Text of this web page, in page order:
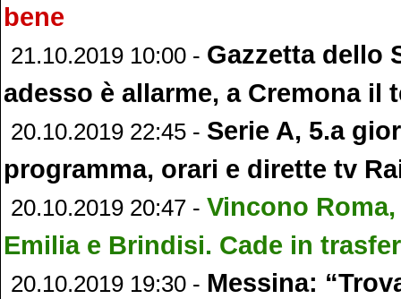
bene
21.10.2019 10:00 - Gazzetta dello
adesso è allarme, a Cremona il
20.10.2019 22:45 - Serie A, 5.a
programma, orari e dirette tv
20.10.2019 20:47 - Vincono
Emilia e Brindisi. Cade in
20.10.2019 19:30 - Messina: